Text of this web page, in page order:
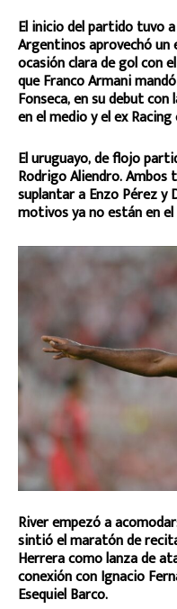
El inicio del partido tuvo
Argentinos aprovechó
ocasión clara de gol con
que Franco Armani
Fonseca, en su debut
en el medio y el ex
El uruguayo, de flojo
Rodrigo Aliendro.
suplantar a Enzo Pérez y
motivos ya no están en el
River empezó a
sintió el maratón de
Herrera como lanza de
conexión con Ignacio
Esequiel Barco.